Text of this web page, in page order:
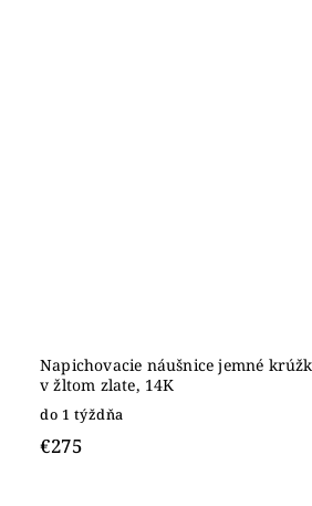
Napichovacie náušnice jemné
v žltom zlate, 14K
do 1 týždňa
€275